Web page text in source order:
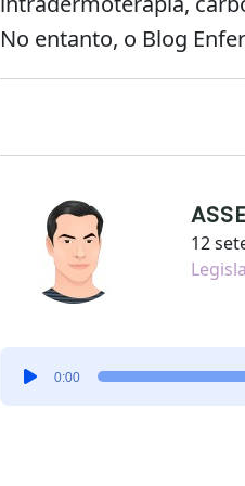
No entanto, o Blog
12
0:00